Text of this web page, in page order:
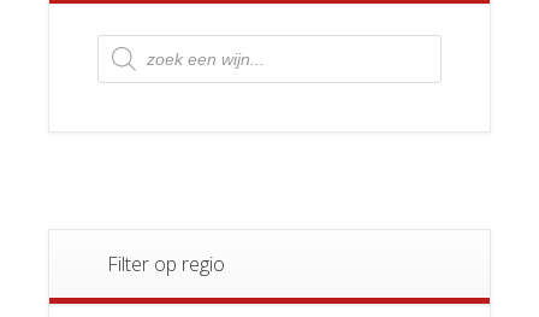
Producten
zoeken
Filter op regio